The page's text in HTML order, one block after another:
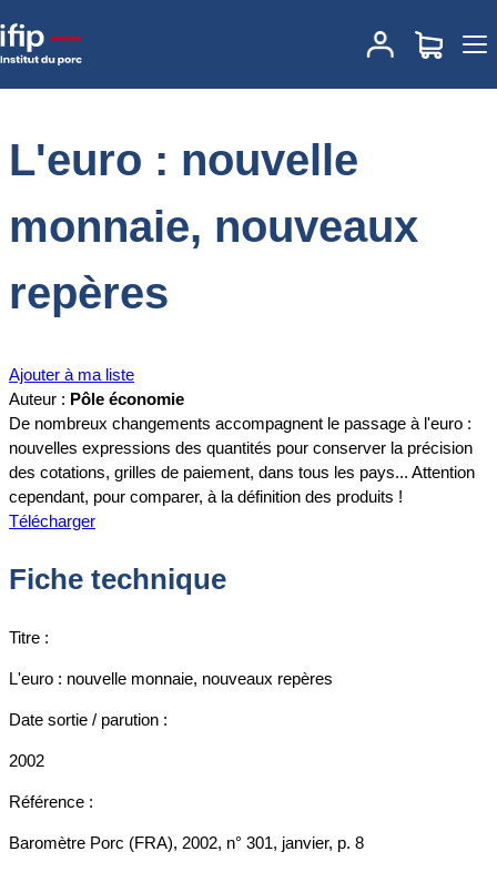
Accueil
L'euro : nouvelle monnaie, nouveaux
repères
L'euro : nouvelle
monnaie, nouveaux
repères
Ajouter à ma liste
Auteur : Pôle économie
De nombreux changements accompagnent le passage à l'euro :
nouvelles expressions des quantités pour conserver la précision
des cotations, grilles de paiement, dans tous les pays... Attention
cependant, pour comparer, à la définition des produits !
Télécharger
Fiche technique
Titre :
L'euro : nouvelle monnaie, nouveaux repères
Date sortie / parution :
2002
Référence :
Baromètre Porc (FRA), 2002, n° 301, janvier, p. 8